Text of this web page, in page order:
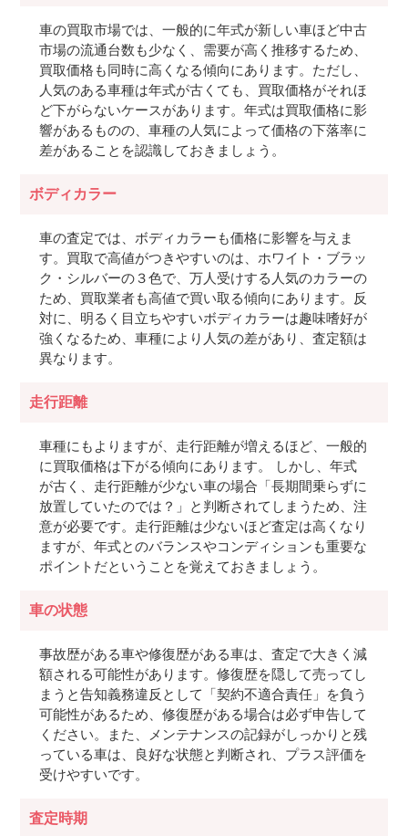
車の買取市場では、一般的に年式が新しい車ほど中古
市場の流通台数も少なく、需要が高く推移するため、
買取価格も同時に高くなる傾向にあります。ただし、
人気のある車種は年式が古くても、買取価格がそれほ
ど下がらないケースがあります。年式は買取価格に影
響があるものの、車種の人気によって価格の下落率に
差があることを認識しておきましょう。
ボディカラー
車の査定では、ボディカラーも価格に影響を与えま
す。買取で高値がつきやすいのは、ホワイト・ブラッ
ク・シルバーの３色で、万人受けする人気のカラーの
ため、買取業者も高値で買い取る傾向にあります。反
対に、明るく目立ちやすいボディカラーは趣味嗜好が
強くなるため、車種により人気の差があり、査定額は
異なります。
走行距離
車種にもよりますが、走行距離が増えるほど、一般的
に買取価格は下がる傾向にあります。 しかし、年式
が古く、走行距離が少ない車の場合「長期間乗らずに
放置していたのでは？」と判断されてしまうため、注
意が必要です。走行距離は少ないほど査定は高くなり
ますが、年式とのバランスやコンディションも重要な
ポイントだということを覚えておきましょう。
車の状態
事故歴がある車や修復歴がある車は、査定で大きく減
額される可能性があります。修復歴を隠して売ってし
まうと告知義務違反として「契約不適合責任」を負う
可能性があるため、修復歴がある場合は必ず申告して
ください。また、メンテナンスの記録がしっかりと残
っている車は、良好な状態と判断され、プラス評価を
受けやすいです。
査定時期